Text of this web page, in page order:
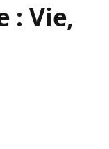
: Vie,